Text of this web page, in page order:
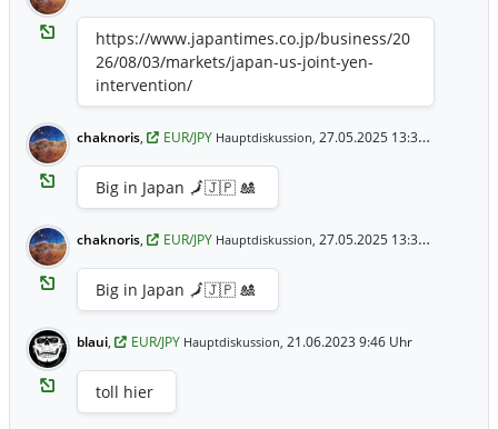
https://www.japantimes.co.jp/business/20
26/08/03/markets/japan-us-joint-yen-
intervention/
chaknoris, EUR/JPY Hauptdiskussion, 27.05.2025 13:33 Uhr
Big in Japan 🗾🇯🇵 🎎
chaknoris, EUR/JPY Hauptdiskussion, 27.05.2025 13:33 Uhr
Big in Japan 🗾🇯🇵 🎎
blaui, EUR/JPY Hauptdiskussion, 21.06.2023 9:46 Uhr
toll hier